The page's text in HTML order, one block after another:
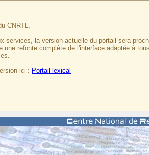
CNRTL,
services, la version actuelle du portail sera
une refonte complète de l'interface adaptée à
ici : Portail lexical